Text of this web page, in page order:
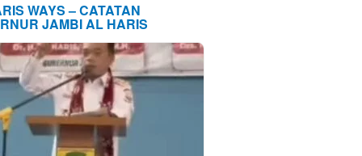
WAYS – CATATAN
JAMBI AL HARIS